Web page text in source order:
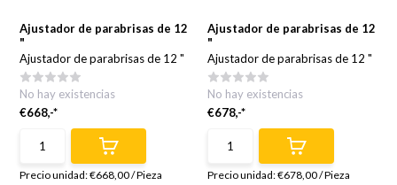
Ajustador de parabrisas de 12
"
Ajustador de parabrisas de 12 "
No hay existencias
€668,-*
Precio unidad:€668,00/Pieza
Ajustador de parabrisas de 12
"
Ajustador de parabrisas de 12 "
No hay existencias
€678,-*
Precio unidad:€678,00/Pieza